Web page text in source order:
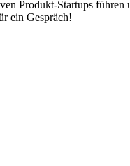
Produkt-Startups
ein Gespräch!